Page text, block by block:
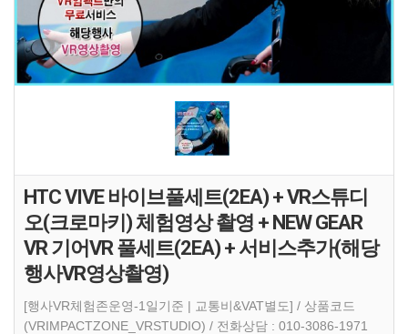
HTC VIVE 바이브풀세트(2EA) + VR스튜디
오(크로마키) 체험영상 촬영 + NEW GEAR
VR 기어VR 풀세트(2EA) + 서비스추가(해당
행사VR영상촬영)
[행사VR체험존운영-1일기준 | 교통비&VAT별도] / 상품코드
(VRIMPACTZONE_VRSTUDIO) / 전화상담 : 010-3086-1971